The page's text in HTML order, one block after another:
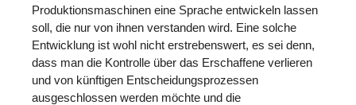
Produktionsmaschinen eine Sprache entwickeln lassen
soll, die nur von ihnen verstanden wird. Eine solche
Entwicklung ist wohl nicht erstrebenswert, es sei denn,
dass man die Kontrolle über das Erschaffene verlieren
und von künftigen Entscheidungsprozessen
ausgeschlossen werden möchte und die